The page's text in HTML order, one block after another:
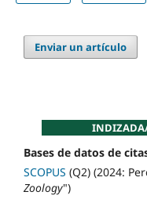
Enviar un artículo
Bases de datos de
SCOPUS (Q2) (2024:
Zoology")